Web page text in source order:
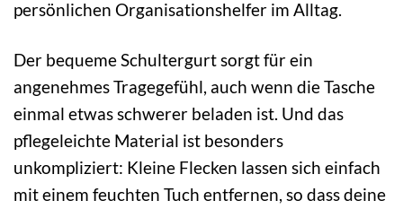
persönlichen Organisationshelfer im Alltag.
Der bequeme Schultergurt sorgt für ein
angenehmes Tragegefühl, auch wenn die Tasche
einmal etwas schwerer beladen ist. Und das
pflegeleichte Material ist besonders
unkompliziert: Kleine Flecken lassen sich einfach
mit einem feuchten Tuch entfernen, so dass deine